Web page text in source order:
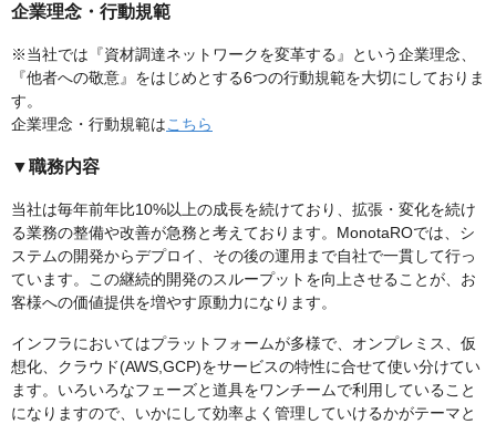
企業理念・行動規範
※当社では『資材調達ネットワークを変革する』という企業理念、
『他者への敬意』をはじめとする6つの行動規範を大切にしておりま
す。
企業理念・行動規範はこちら
▼職務内容
当社は毎年前年比10%以上の成長を続けており、拡張・変化を続け
る業務の整備や改善が急務と考えております。MonotaROでは、シ
ステムの開発からデプロイ、その後の運用まで自社で一貫して行っ
ています。この継続的開発のスループットを向上させることが、お
客様への価値提供を増やす原動力になります。
インフラにおいてはプラットフォームが多様で、オンプレミス、仮
想化、クラウド(AWS,GCP)をサービスの特性に合せて使い分けてい
ます。いろいろなフェーズと道具をワンチームで利用していること
になりますので、いかにして効率よく管理していけるかがテーマと